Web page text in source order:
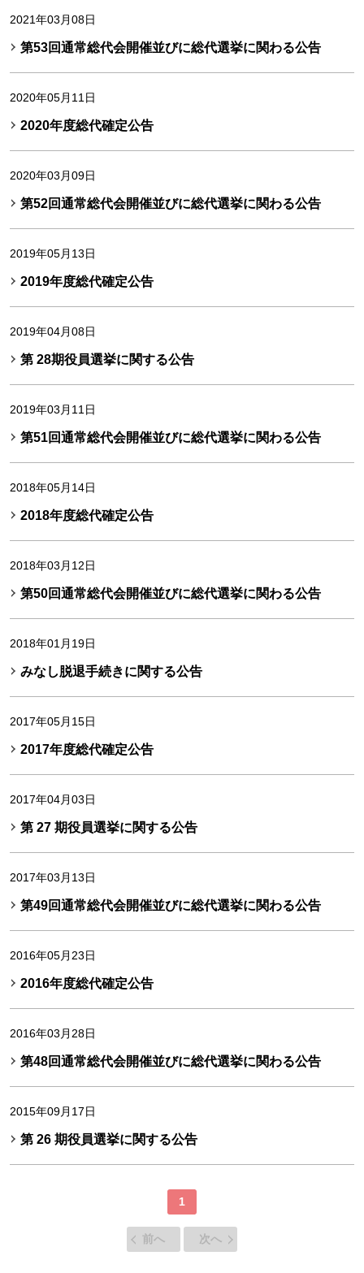
2021年03月08日
第53回通常総代会開催並びに総代選挙に関わる公告
2020年05月11日
2020年度総代確定公告
2020年03月09日
第52回通常総代会開催並びに総代選挙に関わる公告
2019年05月13日
2019年度総代確定公告
2019年04月08日
第 28期役員選挙に関する公告
2019年03月11日
第51回通常総代会開催並びに総代選挙に関わる公告
2018年05月14日
2018年度総代確定公告
2018年03月12日
第50回通常総代会開催並びに総代選挙に関わる公告
2018年01月19日
みなし脱退手続きに関する公告
2017年05月15日
2017年度総代確定公告
2017年04月03日
第 27 期役員選挙に関する公告
2017年03月13日
第49回通常総代会開催並びに総代選挙に関わる公告
2016年05月23日
2016年度総代確定公告
2016年03月28日
第48回通常総代会開催並びに総代選挙に関わる公告
2015年09月17日
第 26 期役員選挙に関する公告
1
前へ 次へ